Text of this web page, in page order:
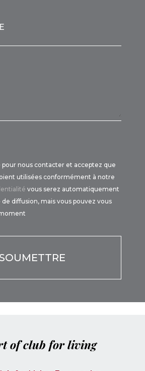
pour nous contacter et acceptez que
utilisées conformément à notre
vous serez automatiquement
diffusion, mais vous pouvez vous
of club for living